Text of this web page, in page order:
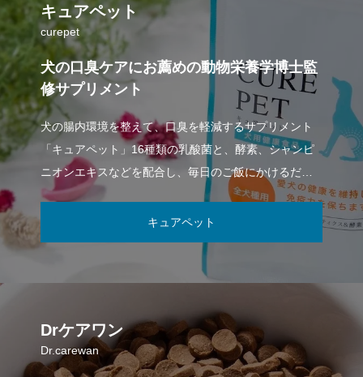
キュアペット
curepet
犬の口臭ケアにお薦めの動物栄養学博士監
修サプリメント
犬の腸内環境を整えて、口臭を軽減するサプリメント
「キュアペット」16種類の乳酸菌と、酵素、シャンピ
ニオンエキスなどを配合し、毎日のご飯にかけるだけ
で、与えることができます。キュアペット
キュアペット
Drケアワン
Dr.carewan